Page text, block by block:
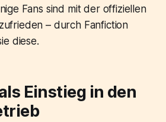
Fans sind mit der offiziellen
– durch Fanfiction
diese.
Einstieg in den